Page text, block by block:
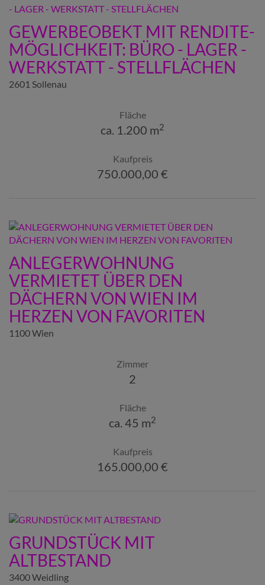
GEWERBEOBEKT MIT RENDITE-
MÖGLICHKEIT: BÜRO - LAGER -
WERKSTATT - STELLFLÄCHEN
2601 Sollenau
Fläche
ca. 1.200 m2
Kaufpreis
750.000,00 €
ANLEGERWOHNUNG
VERMIETET ÜBER DEN
DÄCHERN VON WIEN IM
HERZEN VON FAVORITEN
1100 Wien
Zimmer
2
Fläche
ca. 45 m2
Kaufpreis
165.000,00 €
GRUNDSTÜCK MIT
ALTBESTAND
3400 Weidling